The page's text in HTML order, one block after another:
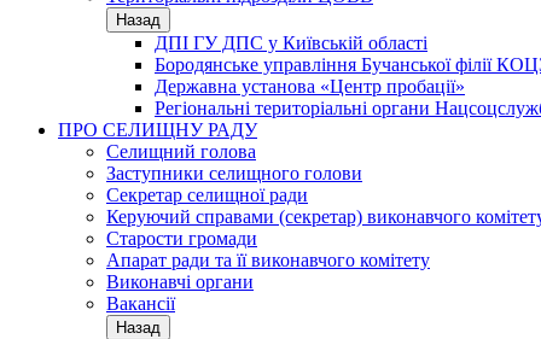
Назад
ДПІ ГУ ДПС у Київській області
Бородянське управління Бучанської філії
Державна установа «Центр пробації»
Регіональні територіальні органи
ПРО СЕЛИЩНУ РАДУ
Селищний голова
Заступники селищного голови
Секретар селищної ради
Керуючий справами (секретар) виконавчого
Старости громади
Апарат ради та її виконавчого комітету
Виконавчі органи
Вакансії
Назад